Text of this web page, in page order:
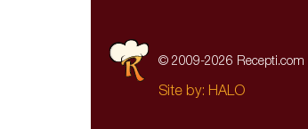
© 2009-2026 Recepti.com |
Site by: HALO